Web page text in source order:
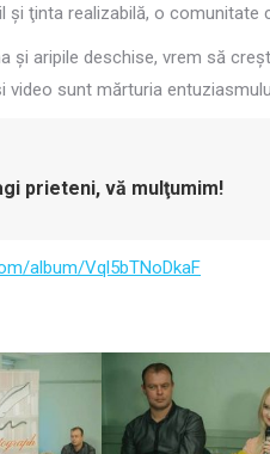
şi ţinta realizabilă, o comunitate
şi aripile deschise, vrem să
video sunt mărturia
prieteni, vă mulţumim!
album/Vql5bTNoDkaF